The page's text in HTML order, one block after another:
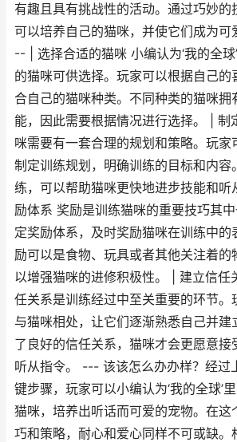
有趣且具有挑战性的活动。通过巧妙的
可以培养自己的猫咪，并使它们成为
-- | 选择合适的猫咪 小编认为‘我的全球
的猫咪可供选择。玩家可以根据自己的
合自己的猫咪种类。不同种类的猫咪拥
能，因此需要根据情况进行选择。 | 制
咪需要有一套合理的规划和策略。玩家
制定训练规划，明确训练的目标和内容
练，可以帮助猫咪更快地进步技能和听
励体系 奖励是训练猫咪的重要技巧其
定奖励体系，及时奖励猫咪在训练中的
励可以是食物、玩具或者其他关注着的
以增强猫咪的进修积极性。 | 建立信任
任关系是训练经过中至关重要的环节。
与猫咪相处，让它们逐渐熟悉自己并建
了良好的信任关系，猫咪才会更愿意接
听从指令。 --- 该该怎么办办样？经过
键步骤，玩家可以小编认为‘我的全球’
猫咪，培养出听话而可爱的宠物。在这
巧和策略，耐心和爱心同样不可或缺。